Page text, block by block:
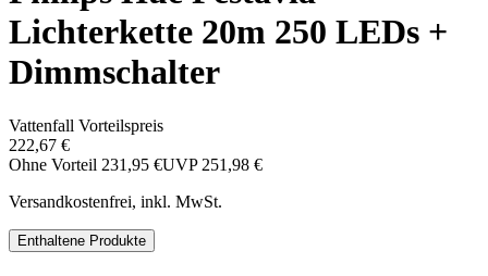
Lichterkette 20m 250 LEDs +
Dimmschalter
Vattenfall Vorteilspreis
222,67 €
Ohne Vorteil 231,95 €UVP 251,98 €
Versandkostenfrei, inkl. MwSt.
Enthaltene Produkte